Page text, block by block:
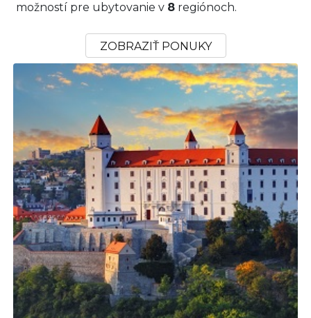
možností pre ubytovanie v 8 regiónoch.
ZOBRAZIŤ PONUKY